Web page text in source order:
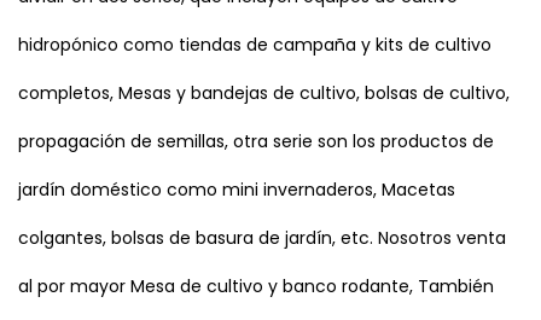
hidropónico como tiendas de campaña y kits de cultivo
completos, Mesas y bandejas de cultivo, bolsas de cultivo,
propagación de semillas, otra serie son los productos de
jardín doméstico como mini invernaderos, Macetas
colgantes, bolsas de basura de jardín, etc. Nosotros venta
al por mayor Mesa de cultivo y banco rodante, También